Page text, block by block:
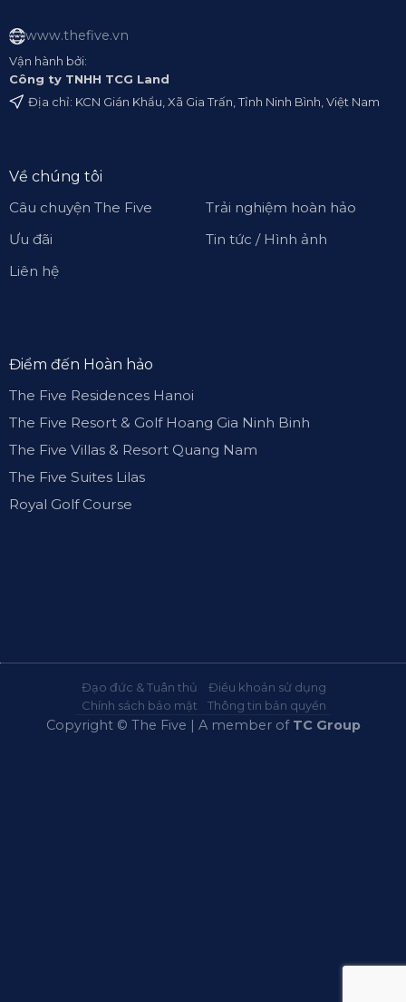
www.thefive.vn
Vận hành bởi:
Công ty TNHH TCG Land
Địa chỉ: KCN Gián Khẩu, Xã Gia Trấn, Tỉnh Ninh Bình, Việt Nam
Về chúng tôi
Câu chuyện The Five
Trải nghiệm hoàn hảo
Ưu đãi
Tin tức / Hình ảnh
Liên hệ
Điểm đến Hoàn hảo
The Five Residences Hanoi
The Five Resort & Golf Hoang Gia Ninh Binh
The Five Villas & Resort Quang Nam
The Five Suites Lilas
Royal Golf Course
Đạo đức & Tuân thủ
Điều khoản sử dụng
Chính sách bảo mật
Thông tin bản quyền
Copyright © The Five | A member of TC Group